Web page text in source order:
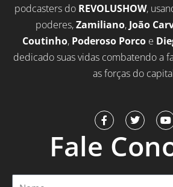
podcasters do REVOLUSHOW,
poderes,Zamiliano, João
Coutinho, Poderoso Porco e
dedicado suas vidas combatendo a
as forças do
F
a
c
o
T
w
i
t
t
r
Y
o
u
t
u
e
Fale